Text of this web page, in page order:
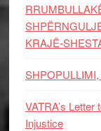
KRAJË-
VATRA’s
Injustice